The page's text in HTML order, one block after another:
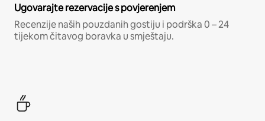
Ugovarajte rezervacije s povjerenjem
Recenzije naših pouzdanih gostiju i podrška 0 – 24
tijekom čitavog boravka u smještaju.